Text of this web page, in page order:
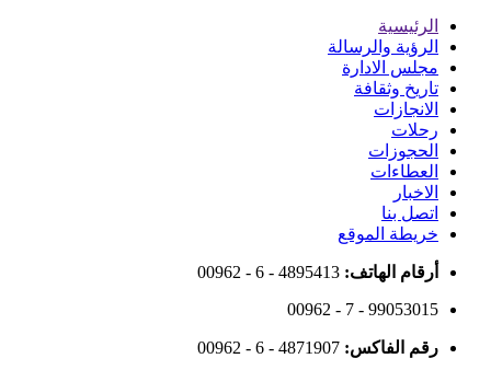
Footer
Menu
الرئيسية
الرؤية والرسالة
مجلس الادارة
تاريخ وثقافة
الانجازات
رحلات
الحجوزات
العطاءات
الاخبار
اتصل بنا
خريطة الموقع
أرقام الهاتف: 00962 - 6 - 4895413
00962 - 7 - 99053015
رقم الفاكس: 00962 - 6 - 4871907